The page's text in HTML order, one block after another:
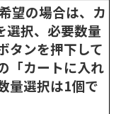
望の場合は、カ
選択、必要数量
タンを押下して
「カートに入れ
量選択は1個で